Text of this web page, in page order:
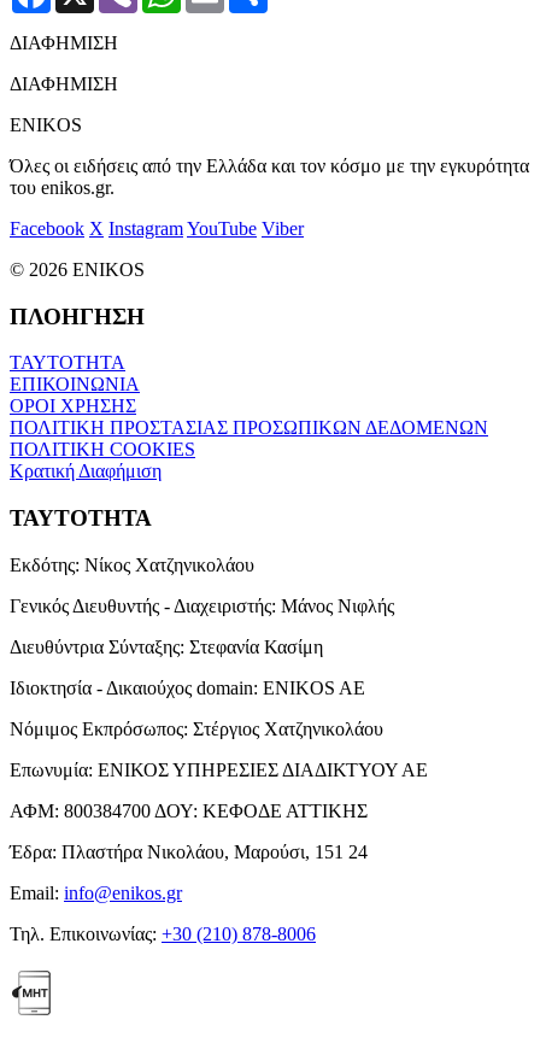
ΔΙΑΦΗΜΙΣΗ
ΔΙΑΦΗΜΙΣΗ
ENIKOS
Όλες οι ειδήσεις από την Ελλάδα και τον κόσμο με την εγκυρότητα
του enikos.gr.
Facebook X InstagramYouTube Viber
© 2026 ENIKOS
ΠΛΟΗΓΗΣΗ
ΤΑΥΤΟΤΗΤΑ
ΕΠΙΚΟΙΝΩΝΙΑ
ΟΡΟΙ ΧΡΗΣΗΣ
ΠΟΛΙΤΙΚΗ ΠΡΟΣΤΑΣΙΑΣ ΠΡΟΣΩΠΙΚΩΝ ΔΕΔΟΜΕΝΩΝ
ΠΟΛΙΤΙΚΗ COOKIES
Κρατική Διαφήμιση
ΤΑΥΤΟΤΗΤΑ
Εκδότης: Νίκος Χατζηνικολάου
Γενικός Διευθυντής - Διαχειριστής: Μάνος Νιφλής
Διευθύντρια Σύνταξης: Στεφανία Κασίμη
Ιδιοκτησία - Δικαιούχος domain: ENIKOS AE
Νόμιμος Εκπρόσωπος: Στέργιος Χατζηνικολάου
Επωνυμία: ΕΝΙΚΟΣ ΥΠΗΡΕΣΙΕΣ ΔΙΑΔΙΚΤΥΟΥ ΑΕ
ΑΦΜ: 800384700 ΔΟΥ: ΚΕΦΟΔΕ ΑΤΤΙΚΗΣ
Έδρα: Πλαστήρα Νικολάου, Μαρούσι, 151 24
Email: info@enikos.gr
Τηλ. Επικοινωνίας: +30 (210) 878-8006